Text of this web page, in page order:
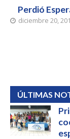
Perdió
diciembre 20,
ÚLTIMAS